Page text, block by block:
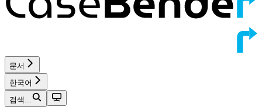
문서
한국어
검색...